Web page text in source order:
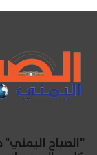
"الصباح